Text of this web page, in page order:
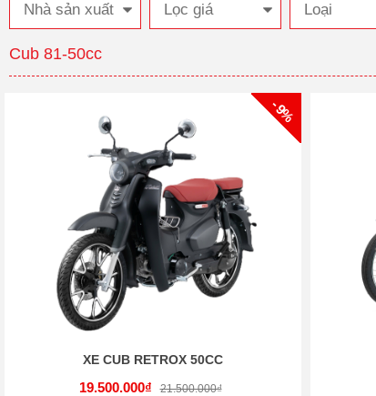
Nhà sản xuất Lọc giá Loại
Cub 81-50cc
- 9%
XE CUB RETROX 50CC
19.500.000₫ 21.500.000₫